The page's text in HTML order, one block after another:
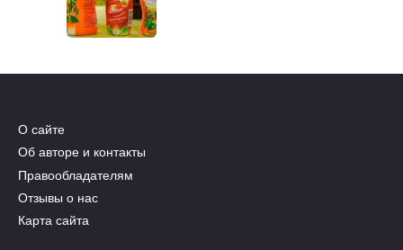
О сайте
Об авторе и контакты
Правообладателям
Отзывы о нас
Карта сайта